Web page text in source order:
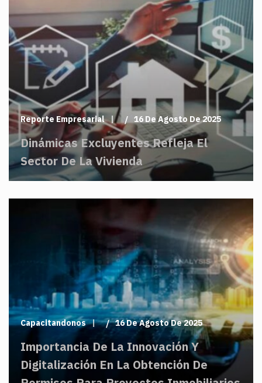
Reporte Empresarial 16 De Agosto De 2025
Dinámicas Excluyentes Refleja El
Sector De La Vivienda
Capacitandonos 16 De Agosto De 2025
Importancia De La Innovación Y
Digitalización En La Obtención De